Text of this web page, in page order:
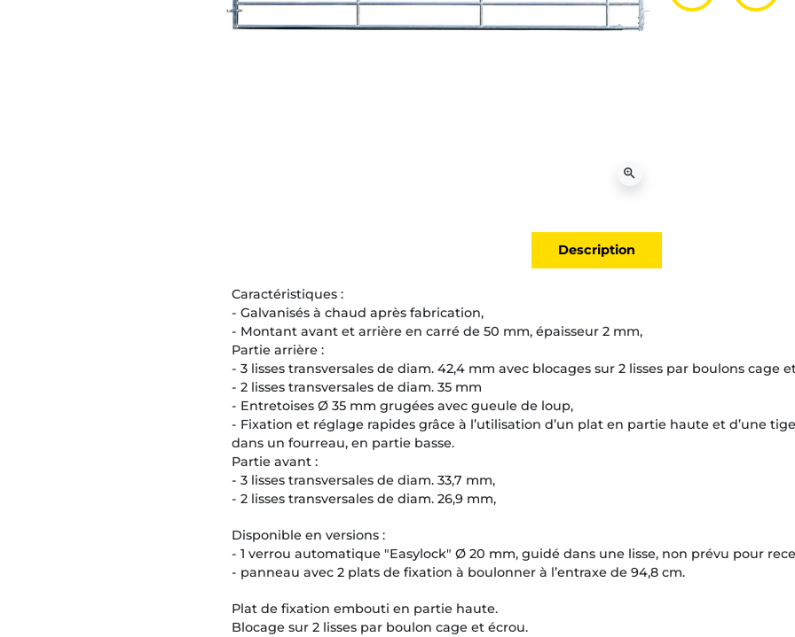
zoom_in
Partager
Description
Caractéristiques :
- Galvanisés à chaud après fabrication,
- Montant avant et arrière en carré de 50 mm, épaisseur 2 mm,
Partie arrière :
- 3 lisses transversales de diam. 42,4 mm avec blocages sur 2 lisses par boulons cage
- 2 lisses transversales de diam. 35 mm
- Entretoises Ø 35 mm grugées avec gueule de loup,
- Fixation et réglage rapides grâce à l’utilisation d’un plat en partie haute et d’une
dans un fourreau, en partie basse.
Partie avant :
- 3 lisses transversales de diam. 33,7 mm,
- 2 lisses transversales de diam. 26,9 mm,
Disponible en versions :
- 1 verrou automatique "Easylock" Ø 20 mm, guidé dans une lisse, non prévu pour
- panneau avec 2 plats de fixation à boulonner à l’entraxe de 94,8 cm.
Plat de fixation embouti en partie haute.
Blocage sur 2 lisses par boulon cage et écrou.